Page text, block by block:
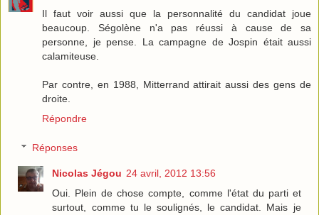
Il faut voir aussi que la personnalité du candidat joue
beaucoup. Ségolène n'a pas réussi à cause de sa
personne, je pense. La campagne de Jospin était aussi
calamiteuse.
Par contre, en 1988, Mitterrand attirait aussi des gens de
droite.
Répondre
Réponses
Nicolas Jégou 24 avril, 2012 13:56
Oui. Plein de chose compte, comme l'état du parti et
surtout, comme tu le soulignés, le candidat. Mais je